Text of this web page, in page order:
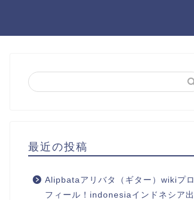
最近の投稿
Alipbataアリバタ（ギター）wikiプロ
フィール！indonesiaインドネシア出